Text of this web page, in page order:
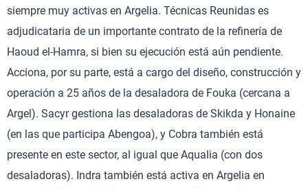
siempre muy activas en Argelia. Técnicas Reunidas es
adjudicataria de un importante contrato de la refinería de
Haoud el-Hamra, si bien su ejecución está aún pendiente.
Acciona, por su parte, está a cargo del diseño, construcción y
operación a 25 años de la desaladora de Fouka (cercana a
Argel). Sacyr gestiona las desaladoras de Skikda y Honaine
(en las que participa Abengoa), y Cobra también está
presente en este sector, al igual que Aqualia (con dos
desaladoras). Indra también está activa en Argelia en